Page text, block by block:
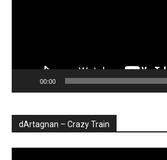
00:00
dArtagnan – Crazy Train